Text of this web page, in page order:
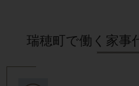
瑞穂町で働く家事